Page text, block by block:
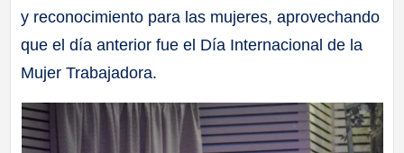
y reconocimiento para las mujeres, aprovechando
que el día anterior fue el Día Internacional de la
Mujer Trabajadora.